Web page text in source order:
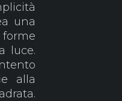
una
luce.
alla